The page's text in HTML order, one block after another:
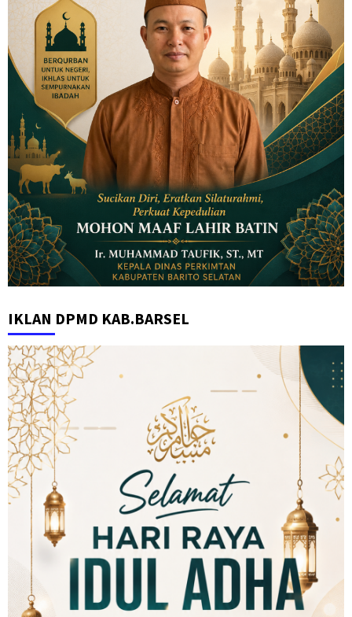
IKLAN DPMD KAB.BARSEL